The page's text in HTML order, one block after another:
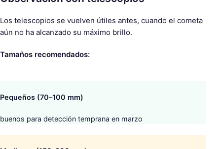
Los telescopios se vuelven útiles antes, cuando el cometa
aún no ha alcanzado su máximo brillo.
Tamaños recomendados:
Pequeños (70–100 mm)
buenos para detección temprana en marzo